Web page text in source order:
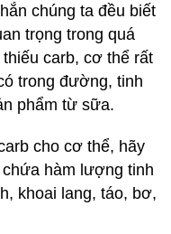
chúng ta đều biết
trọng trong quá
carb, cơ thể rất
trong đường, tinh
phẩm từ sữa.
cho cơ thể, hãy
hàm lượng tinh
khoai lang, táo, bơ,